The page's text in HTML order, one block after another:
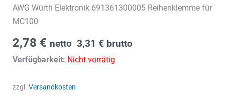
AWG Würth Elektronik 691361300005 Reihenklemme für
MC100
2,78 € netto 3,31 € brutto
Verfügbarkeit: Nicht vorrätig
zzgl. Versandkosten